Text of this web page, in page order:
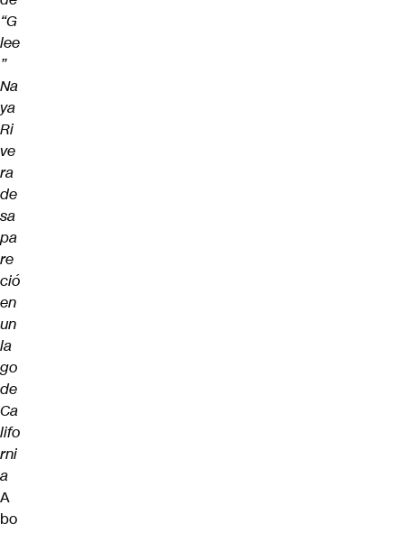
“G
lee
”
Na
ya
Ri
ve
ra
de
sa
pa
re
ció
en
un
la
go
de
Ca
lifo
rni
a
A
bo